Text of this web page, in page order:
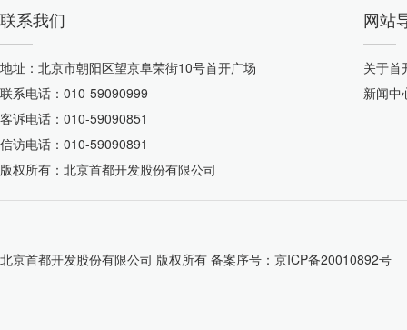
联系我们
地址：北京市朝阳区望京阜荣街10号首开广场
联系电话：010-59090999
客诉电话：010-59090851
信访电话：010-59090891
版权所有：北京首都开发股份有限公司
网站
关于首
新闻中
北京首都开发股份有限公司 版权所有 备案序号： 京ICP备20010892号